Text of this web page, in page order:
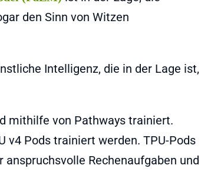
den Sinn von Witzen
Intelligenz, die in der Lage ist,
mithilfe von Pathways trainiert.
v4 Pods trainiert werden. TPU-Pods
Rechenaufgaben und